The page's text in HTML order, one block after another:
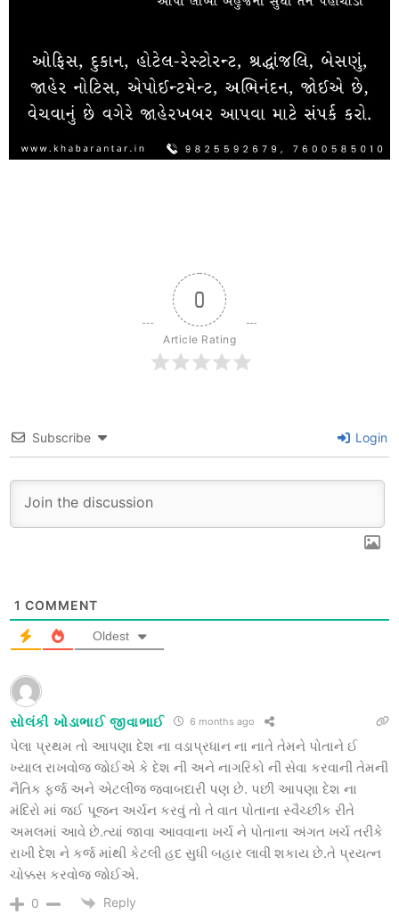
0
Article Rating
Subscribe Login
1 COMMENT
Oldest
સોલંકી ખોડાભાઈ જીવાભાઈ 6 months ago
પેલા પ્રથમ તો આપણા દેશ ના વડાપ્રધાન ના નાતે તેમને પોતાને ઈ
ખ્યાલ રાખવોજ જોઈએ કે દેશ ની અને નાગરિકો ની સેવા કરવાની તેમની
નૈતિક ફર્જ અને એટલીજ જવાબદારી પણ છે. પછી આપણા દેશ ના
મંદિરો માં જઈ પૂજન અર્ચન કરવું તો તે વાત પોતાના સ્વૈચ્છીક રીતે
અમલમાં આવે છે.ત્યાં જાવા આવવાના ખર્ચ ને પોતાના અંગત ખર્ચ તરીકે
રાખી દેશ ને કર્જ માંથી કેટલી હદ સુધી બહાર લાવી શકાય છે.તે પ્રયત્ન
ચોક્કસ કરવોજ જોઈએ.
0 Reply